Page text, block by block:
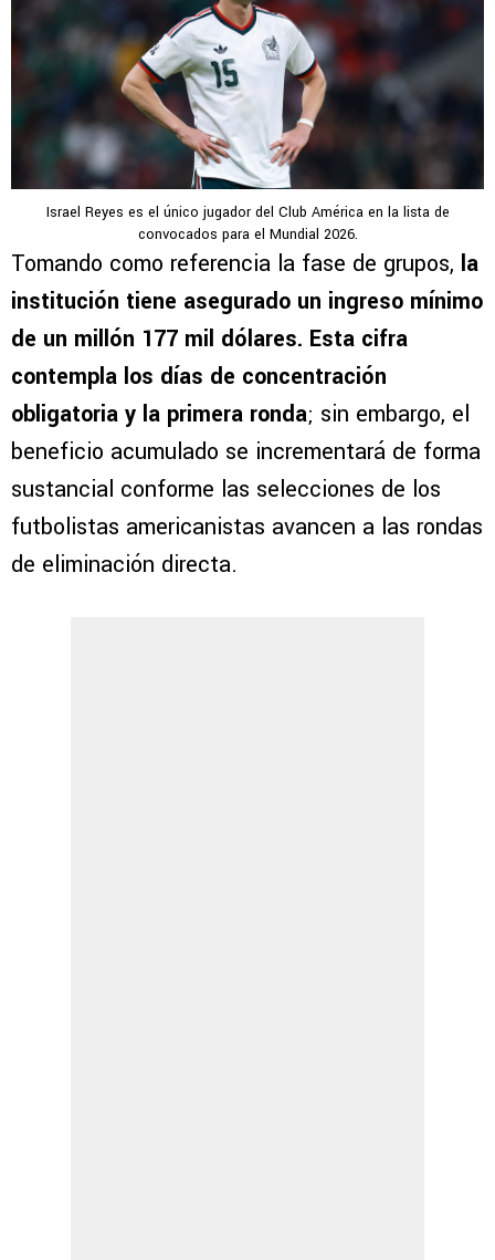
Israel Reyes es el único jugador del Club América en la lista de
convocados para el Mundial 2026.
Tomando como referencia la fase de grupos, la
institución tiene asegurado un ingreso mínimo
de un millón 177 mil dólares. Esta cifra
contempla los días de concentración
obligatoria y la primera ronda; sin embargo, el
beneficio acumulado se incrementará de forma
sustancial conforme las selecciones de los
futbolistas americanistas avancen a las rondas
de eliminación directa.